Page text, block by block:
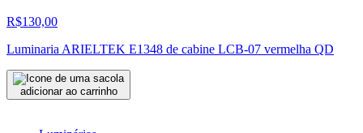
R$130,00
Luminaria ARIELTEK E1348 de cabine LCB-07 vermelha QD
adicionar ao carrinho